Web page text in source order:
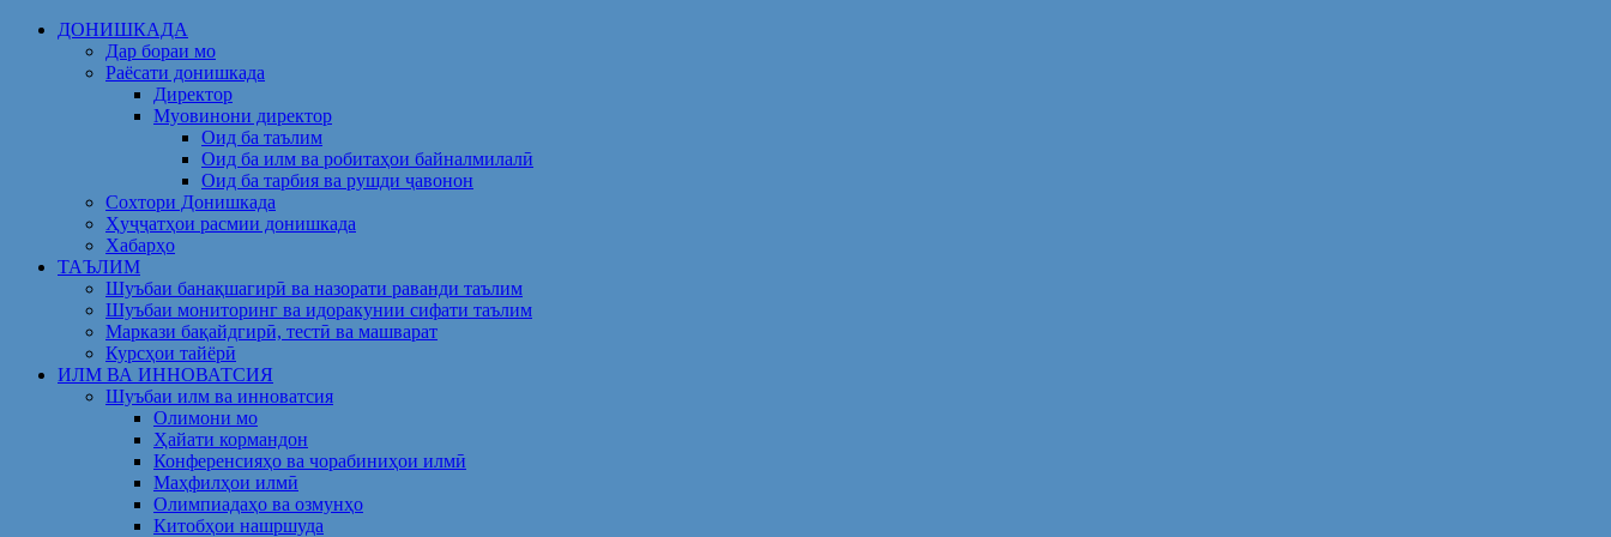
Skip
ДОНИШКАДА
Дар бораи мо
Раёсати донишкада
Директор
Муовинони директор
Оид ба таълим
Оид ба илм ва робитаҳои байналмилалӣ
Оид ба тарбия ва рушди ҷавонон
Сохтори Донишкада
Ҳуҷҷатҳои расмии донишкада
Хабарҳо
ТАЪЛИМ
Шуъбаи банақшагирӣ ва назорати раванди таълим
Шуъбаи мониторинг ва идоракунии сифати таълим
Маркази бақайдгирӣ, тестӣ ва машварат
Курсҳои тайёрӣ
ИЛМ ВА ИННОВАТСИЯ
Шуъбаи илм ва инноватсия
Олимони мо
Ҳайати кормандон
Конференсияҳо ва чорабиниҳои илмӣ
Маҳфилҳои илмӣ
Олимпиадаҳо ва озмунҳо
Китобҳои нашршуда